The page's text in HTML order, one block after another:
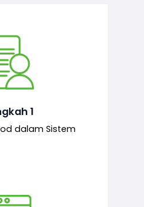
1
dalam Sistem
permohonan
oleh pemohon,